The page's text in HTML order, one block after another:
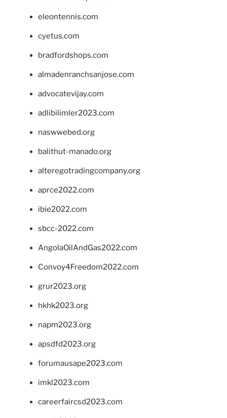
eleontennis.com
cyetus.com
bradfordshops.com
almadenranchsanjose.com
advocatevijay.com
adlibilimler2023.com
naswwebed.org
balithut-manado.org
alteregotradingcompany.org
aprce2022.com
ibie2022.com
sbcc-2022.com
AngolaOilAndGas2022.com
Convoy4Freedom2022.com
grur2023.org
hkhk2023.org
napm2023.org
apsdfd2023.org
forumausape2023.com
imkl2023.com
careerfaircsd2023.com